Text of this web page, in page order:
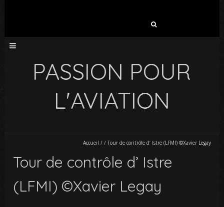
PASSION POUR
L'AVIATION
Accueil / / Tour de contrôle d’ Istre (LFMI) ©Xavier Legay
Tour de contrôle d’ Istre
(LFMI) ©Xavier Legay